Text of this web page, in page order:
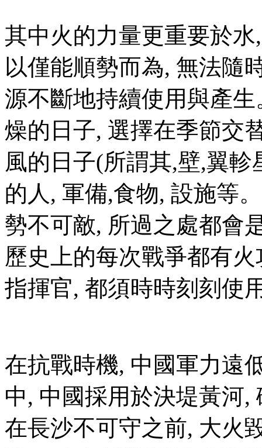
其中火的力量更重要於
以僅能順勢而為, 無法隨
源不斷地持續使用與產
燥的日子, 選擇在季節交
風的日子(所謂其,壁,翼
的人, 軍備,食物, 設施等
勢不可敵, 所過之處都會
歷史上的每次戰爭都有
指揮官, 都須時時刻刻使
在抗戰時機, 中國軍力遠
中, 中國採用於決堤黃河,
在長沙不可守之前, 大火